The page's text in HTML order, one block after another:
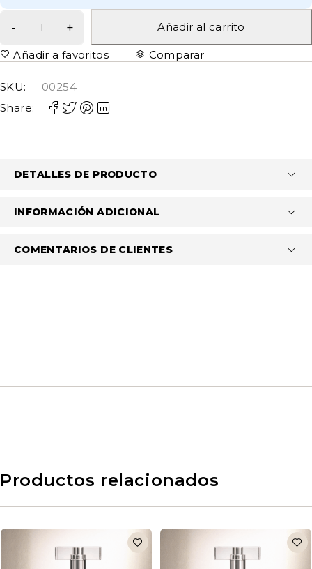
Añadir al carrito
Añadir a favoritos Comparar
SKU:
00254
Share:
DETALLES DE PRODUCTO
INFORMACIÓN ADICIONAL
COMENTARIOS DE CLIENTES
Productos relacionados